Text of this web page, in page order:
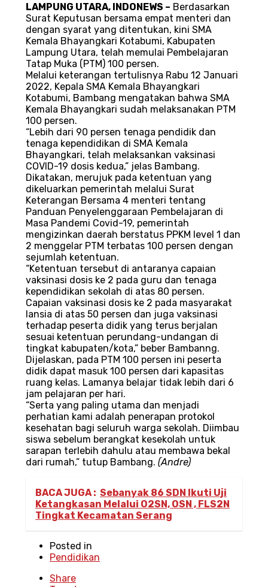
LAMPUNG UTARA, INDONEWS – Berdasarkan
Surat Keputusan bersama empat menteri dan
dengan syarat yang ditentukan, kini SMA
Kemala Bhayangkari Kotabumi, Kabupaten
Lampung Utara, telah memulai Pembelajaran
Tatap Muka (PTM) 100 persen.
Melalui keterangan tertulisnya Rabu 12 Januari
2022, Kepala SMA Kemala Bhayangkari
Kotabumi, Bambang mengatakan bahwa SMA
Kemala Bhayangkari sudah melaksanakan PTM
100 persen.
“Lebih dari 90 persen tenaga pendidik dan
tenaga kependidikan di SMA Kemala
Bhayangkari, telah melaksankan vaksinasi
COVID-19 dosis kedua,” jelas Bambang.
Dikatakan, merujuk pada ketentuan yang
dikeluarkan pemerintah melalui Surat
Keterangan Bersama 4 menteri tentang
Panduan Penyelenggaraan Pembelajaran di
Masa Pandemi Covid-19, pemerintah
mengizinkan daerah berstatus PPKM level 1 dan
2 menggelar PTM terbatas 100 persen dengan
sejumlah ketentuan.
“Ketentuan tersebut di antaranya capaian
vaksinasi dosis ke 2 pada guru dan tenaga
kependidikan sekolah di atas 80 persen.
Capaian vaksinasi dosis ke 2 pada masyarakat
lansia di atas 50 persen dan juga vaksinasi
terhadap peserta didik yang terus berjalan
sesuai ketentuan perundang-undangan di
tingkat kabupaten/kota,” beber Bambanng.
Dijelaskan, pada PTM 100 persen ini peserta
didik dapat masuk 100 persen dari kapasitas
ruang kelas. Lamanya belajar tidak lebih dari 6
jam pelajaran per hari.
“Serta yang paling utama dan menjadi
perhatian kami adalah penerapan protokol
kesehatan bagi seluruh warga sekolah. Diimbau
siswa sebelum berangkat kesekolah untuk
sarapan terlebih dahulu atau membawa bekal
dari rumah,” tutup Bambang. (Andre)
BACA JUGA : Sebanyak 86 SDN Ikuti Uji
Ketangkasan Melalui O2SN, OSN , FLS2N
Tingkat Kecamatan Serang
Posted in
Pendidikan
Share